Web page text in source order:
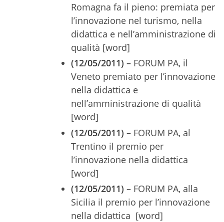
Romagna fa il pieno: premiata per
l’innovazione nel turismo, nella
didattica e nell’amministrazione di
qualità [word]
(12/05/2011) – FORUM PA, il
Veneto premiato per l’innovazione
nella didattica e
nell’amministrazione di qualità
[word]
(12/05/2011) – FORUM PA, al
Trentino il premio per
l’innovazione nella didattica
[word]
(12/05/2011) – FORUM PA, alla
Sicilia il premio per l’innovazione
nella didattica [word]